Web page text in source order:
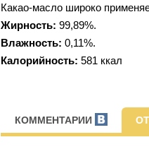
Какао-масло широко
Жирность: 99,89%.
Влажность: 0,11%.
Калорийность: 581 ккал
КОММЕНТАРИИ